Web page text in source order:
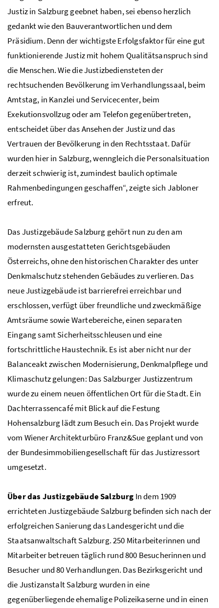
Justiz in Salzburg geebnet haben, sei ebenso herzlich
gedankt wie den Bauverantwortlichen und dem
Präsidium. Denn der wichtigste Erfolgsfaktor für eine gut
funktionierende Justiz mit hohem Qualitätsanspruch sind
die Menschen. Wie die Justizbediensteten der
rechtsuchenden Bevölkerung im Verhandlungssaal, beim
Amtstag, in Kanzlei und Servicecenter, beim
Exekutionsvollzug oder am Telefon gegenübertreten,
entscheidet über das Ansehen der Justiz und das
Vertrauen der Bevölkerung in den Rechtsstaat. Dafür
wurden hier in Salzburg, wenngleich die Personalsituation
derzeit schwierig ist, zumindest baulich optimale
Rahmenbedingungen geschaffen“, zeigte sich Jabloner
erfreut.
Das Justizgebäude Salzburg gehört nun zu den am
modernsten ausgestatteten Gerichtsgebäuden
Österreichs, ohne den historischen Charakter des unter
Denkmalschutz stehenden Gebäudes zu verlieren. Das
neue Justizgebäude ist barrierefrei erreichbar und
erschlossen, verfügt über freundliche und zweckmäßige
Amtsräume sowie Wartebereiche, einen separaten
Eingang samt Sicherheitsschleusen und eine
fortschrittliche Haustechnik. Es ist aber nicht nur der
Balanceakt zwischen Modernisierung, Denkmalpflege und
Klimaschutz gelungen: Das Salzburger Justizzentrum
wurde zu einem neuen öffentlichen Ort für die Stadt. Ein
Dachterrassencafé mit Blick auf die Festung
Hohensalzburg lädt zum Besuch ein. Das Projekt wurde
vom Wiener Architekturbüro Franz&Sue geplant und von
der Bundesimmobiliengesellschaft für das Justizressort
umgesetzt.
Über das Justizgebäude Salzburg In dem 1909
errichteten Justizgebäude Salzburg befinden sich nach der
erfolgreichen Sanierung das Landesgericht und die
Staatsanwaltschaft Salzburg. 250 Mitarbeiterinnen und
Mitarbeiter betreuen täglich rund 800 Besucherinnen und
Besucher und 80 Verhandlungen. Das Bezirksgericht und
die Justizanstalt Salzburg wurden in eine
gegenüberliegende ehemalige Polizeikaserne und in einen